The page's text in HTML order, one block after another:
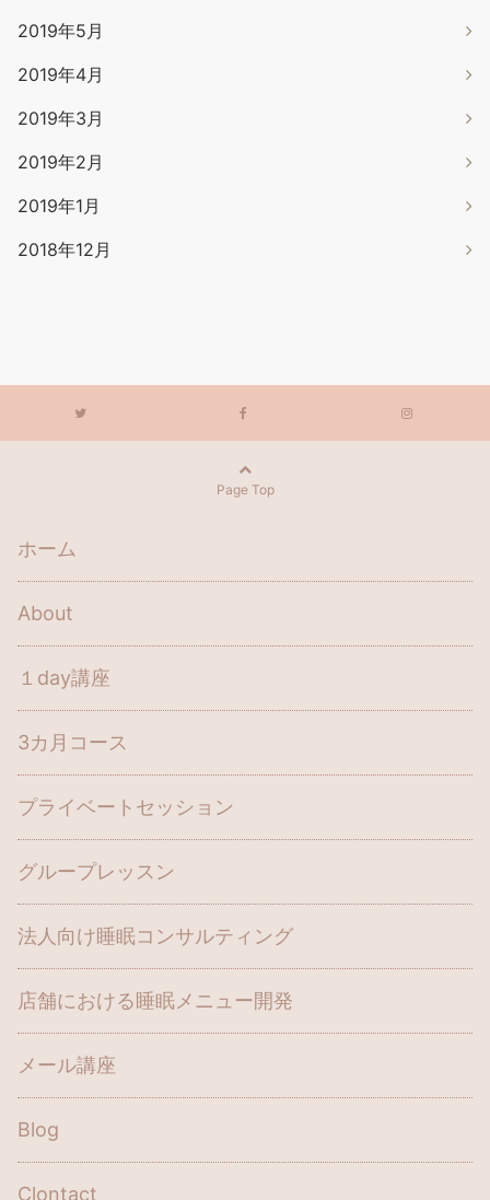
2019年5月
2019年4月
2019年3月
2019年2月
2019年1月
2018年12月
Page Top
ホーム
About
１day講座
3カ月コース
プライベートセッション
グループレッスン
法人向け睡眠コンサルティング
店舗における睡眠メニュー開発
メール講座
Blog
Clontact